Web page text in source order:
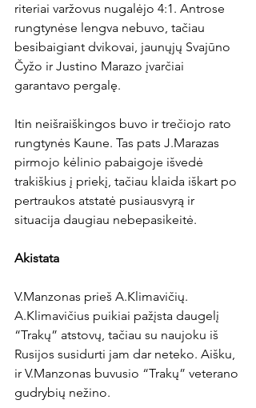
riteriai varžovus nugalėjo 4:1. Antrose
rungtynėse lengva nebuvo, tačiau
besibaigiant dvikovai, jaunųjų Svajūno
Čyžo ir Justino Marazo įvarčiai
garantavo pergalę.
Itin neišraiškingos buvo ir trečiojo rato
rungtynės Kaune. Tas pats J.Marazas
pirmojo kėlinio pabaigoje išvedė
trakiškius į priekį, tačiau klaida iškart po
pertraukos atstatė pusiausvyrą ir
situacija daugiau nebepasikeitė.
Akistata
V.Manzonas prieš A.Klimavičių.
A.Klimavičius puikiai pažįsta daugelį
“Trakų” atstovų, tačiau su naujoku iš
Rusijos susidurti jam dar neteko. Aišku,
ir V.Manzonas buvusio “Trakų” veterano
gudrybių nežino.